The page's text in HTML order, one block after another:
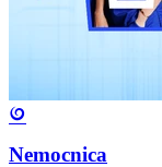
Nemocnica